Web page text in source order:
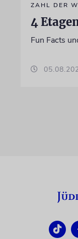
ZAHL DER
4
Fun Facts